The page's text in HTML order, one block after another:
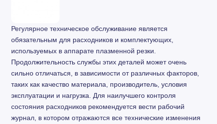
Регулярное техническое обслуживание является
обязательным для расходников и комплектующих,
используемых в аппарате плазменной резки.
Продолжительность службы этих деталей может очень
сильно отличаться, в зависимости от различных факторов,
таких как качество материала, производитель, условия
эксплуатации и нагрузка. Для наилучшего контроля
состояния расходников рекомендуется вести рабочий
журнал, в котором отражаются все технические изменения